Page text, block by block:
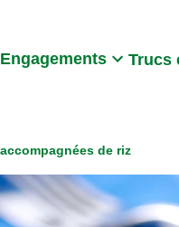
Trucs
de riz